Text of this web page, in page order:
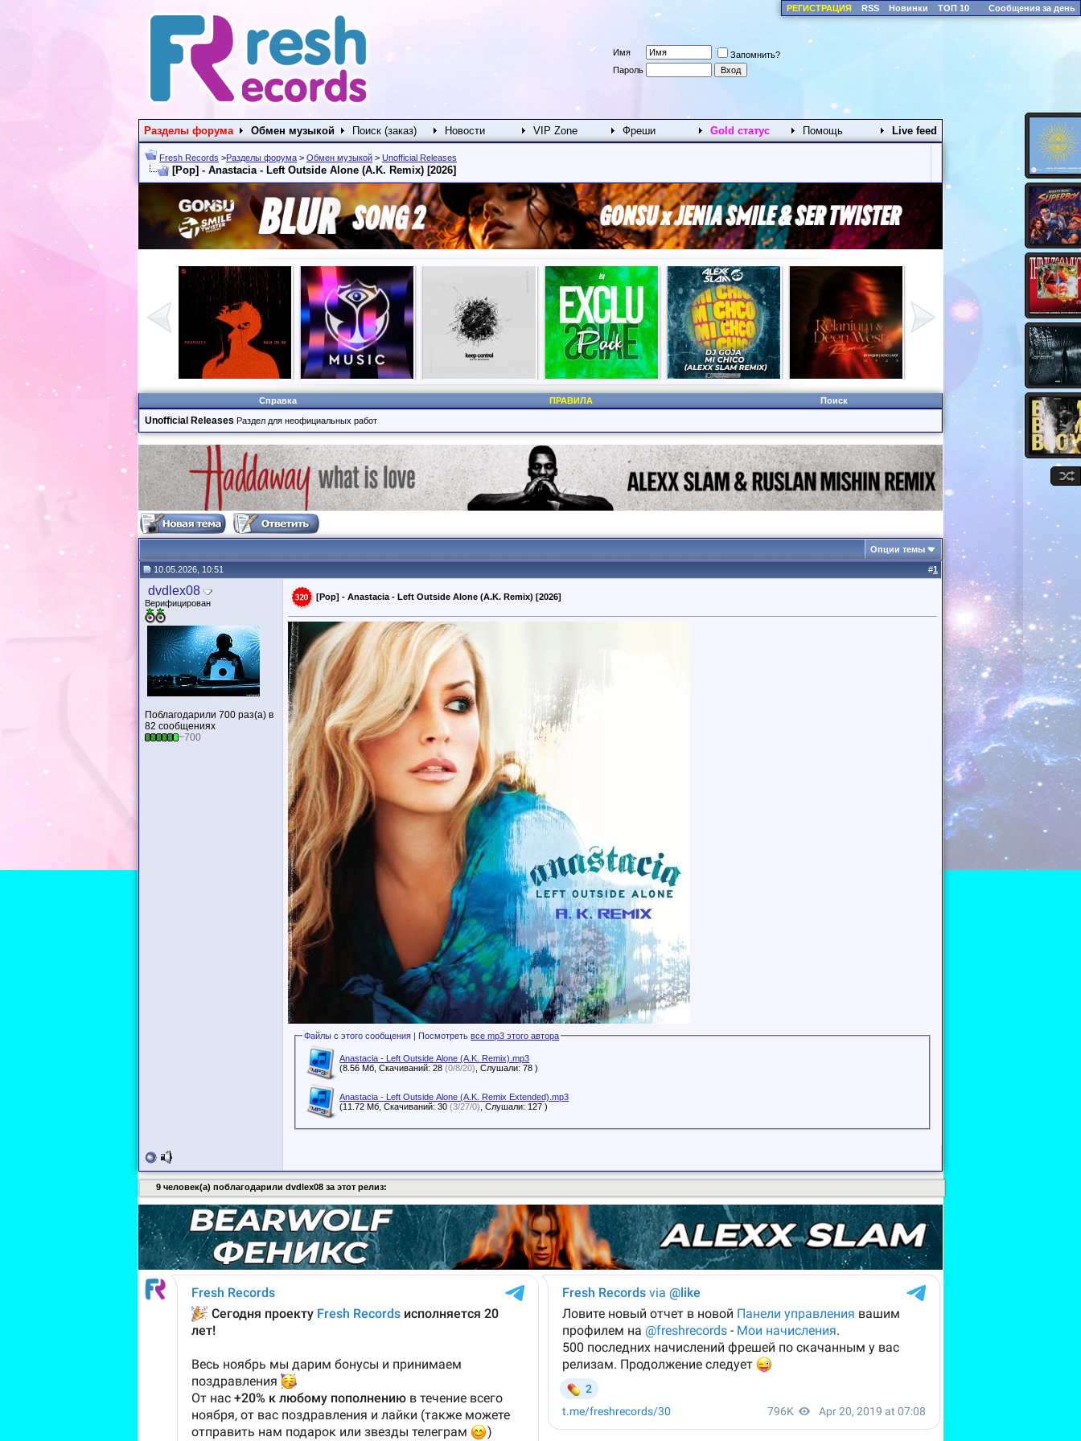
РЕГИСТРАЦИЯ RSS Новинки ТОП 10 Сообщения за день
Имя
Запомнить?
Пароль
Разделы форума Обмен музыкой Поиск (заказ) Новости VIP Zone Фреши Gold статус Помощь Live feed
Fresh Records >Разделы форума > Обмен музыкой > Unofficial Releases
[Pop] - Anastacia - Left Outside Alone (A.K. Remix) [2026]
Справка ПРАВИЛА Поиск
Unofficial Releases Раздел для неофициальных работ
Опции темы
10.05.2026, 10:51 #1
dvdlex08
Верифицирован
Поблагодарили 700 раз(а) в
82 сообщениях
~700
[Pop] - Anastacia - Left Outside Alone (A.K. Remix) [2026]
Файлы с этого сообщения | Посмотретьвсе mp3 этого автора
Anastacia - Left Outside Alone (A.K. Remix).mp3
(8.56 Мб, Скачиваний: 28(0/8/20) , Слушали: 78 )
Anastacia - Left Outside Alone (A.K. Remix Extended).mp3
(11.72 Мб, Скачиваний: 30(3/27/0) , Слушали: 127 )
9 человек(а) поблагодарили dvdlex08 за этот релиз: